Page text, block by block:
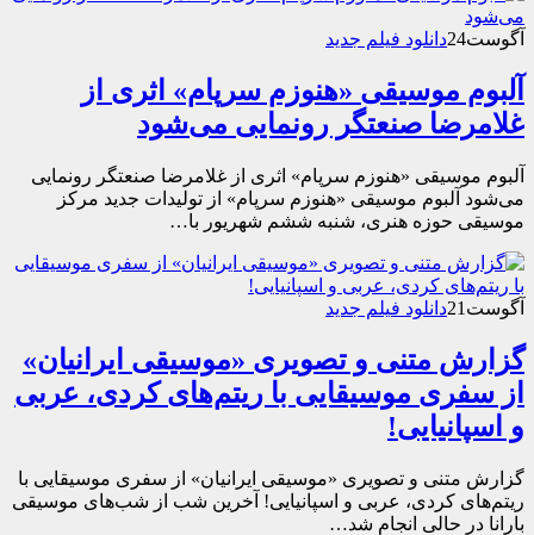
آگوست24دانلود فیلم جدید
آلبوم موسیقی «هنوزم سرپام» اثری از
غلامرضا صنعتگر رونمایی می‌شود
آلبوم موسیقی «هنوزم سرپام» اثری از غلامرضا صنعتگر رونمایی
می‌شود آلبوم موسیقی «هنوزم سرپام» از تولیدات جدید مرکز
موسیقی حوزه هنری، شنبه ششم شهریور با…
آگوست 21دانلود فیلم جدید
گزارش متنی و تصویری «موسیقی ایرانیان»
از سفری موسیقایی با ریتم‌های کردی، عربی
و اسپانیایی!
گزارش متنی و تصویری «موسیقی ایرانیان» از سفری موسیقایی با
ریتم‌های کردی، عربی و اسپانیایی! آخرین شب از شب‌های موسیقی
بارانا در حالی انجام شد…